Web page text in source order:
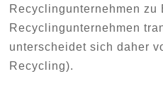
Recyclingunternehmen zu
Recyclingunternehmen
unterscheidet sich daher
Recycling).